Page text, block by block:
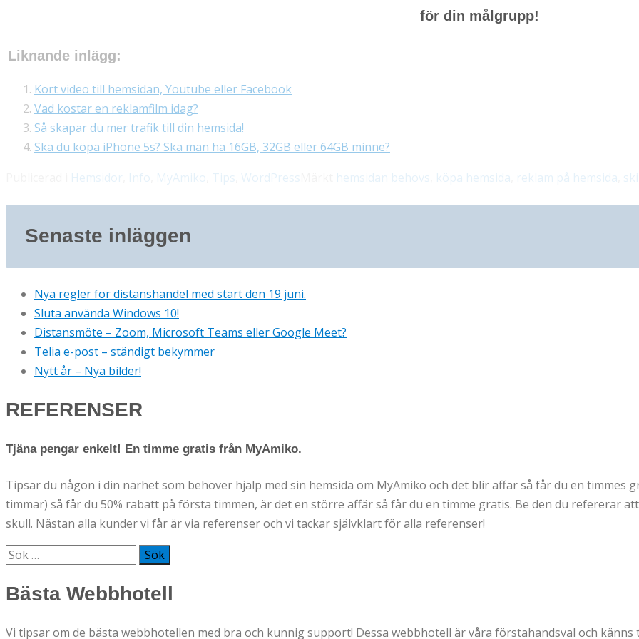
för din målgrupp!
Liknande inlägg:
Kort video till hemsidan, Youtube eller Facebook
Vad kostar en reklamfilm idag?
Så skapar du mer trafik till din hemsida!
Ska du köpa iPhone 5s? Ska man ha 16GB, 32GB eller 64GB minne?
Hemsidor Info MyAmiko Tips WordPress hemsidan behövs köpa hemsida reklam på hemsida
Senaste inläggen
Nya regler för distanshandel med start den 19 juni.
Sluta använda Windows 10!
Distansmöte – Zoom, Microsoft Teams eller Google Meet?
Telia e-post – ständigt bekymmer
Nytt år – Nya bilder!
REFERENSER
Tjäna pengar enkelt! En timme gratis från MyAmiko.
Tipsar du någon i din närhet som behöver hjälp med sin hemsida om MyAmiko och det blir affär så får du en
timmar) så får du 50% rabatt på första timmen, är det en större affär så får du en timme gratis. Be den du refererar
skull. Nästan alla kunder vi får är via referenser och vi tackar självklart för alla referenser!
Sök
Bästa Webbhotell
Vi tipsar om de bästa webbhotellen med bra och kunnig support! Dessa webbhotell är våra förstahandsval och